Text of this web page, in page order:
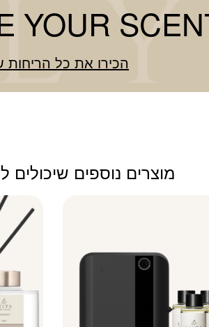
YOUR
הכירו את כל הריחות
מוצרים נוספים שיכולים